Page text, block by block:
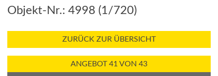
Objekt-Nr.: 4998 (1/720)
ZURÜCK ZUR ÜBERSICHT
ANGEBOT 41 VON 43